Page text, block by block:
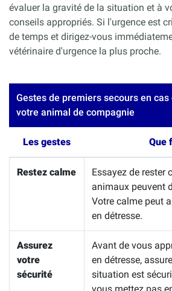
évaluer la gravité de la situation et à
conseils appropriés. Si l'urgence est
de temps et dirigez-vous
vétérinaire d'urgence la plus proche.
Gestes de premiers secours en
votre animal de compagnie
Les gestes Que
Restez calme
Essayez de rester
animaux peuvent
Votre calme peut
en détresse.
Assurez
votre
sécurité
Avant de vous
en détresse,
situation est